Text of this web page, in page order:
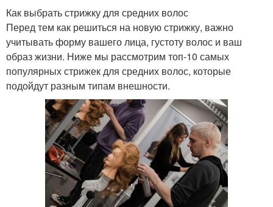
Как выбрать стрижку для средних волос
Перед тем как решиться на новую стрижку, важно
учитывать форму вашего лица, густоту волос и ваш
образ жизни. Ниже мы рассмотрим топ-10 самых
популярных стрижек для средних волос, которые
подойдут разным типам внешности.